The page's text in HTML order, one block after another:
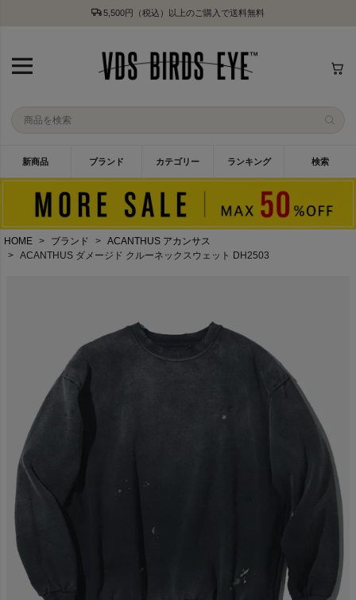
5,500円（税込）以上のご購入で送料無料
新商品 ブランド カテゴリー ランキング 検索
HOME ブランド
ACANTHUS アカンサス
ACANTHUS ダメージド クルーネックスウェット DH2503